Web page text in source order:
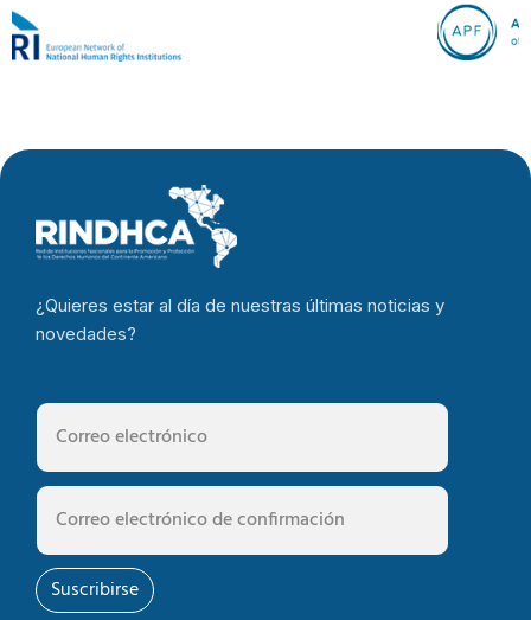
¿Quieres estar al día de nuestras últimas noticias y
novedades?
Suscribirse